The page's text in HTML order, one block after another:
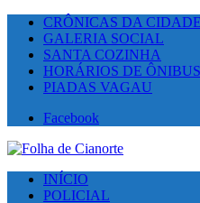
CRÔNICAS DA CIDADE
GALERIA SOCIAL
SANTA COZINHA
HORÁRIOS DE
PIADAS VAGAU
Facebook
INÍCIO
POLICIAL